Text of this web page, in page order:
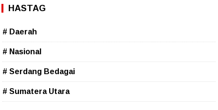
HASTAG
# Daerah
# Nasional
# Serdang Bedagai
# Sumatera Utara